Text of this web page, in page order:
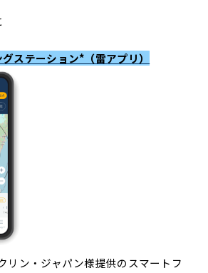
ステーション*（雷アプリ）
リン・ジャパン様提供のスマートフ